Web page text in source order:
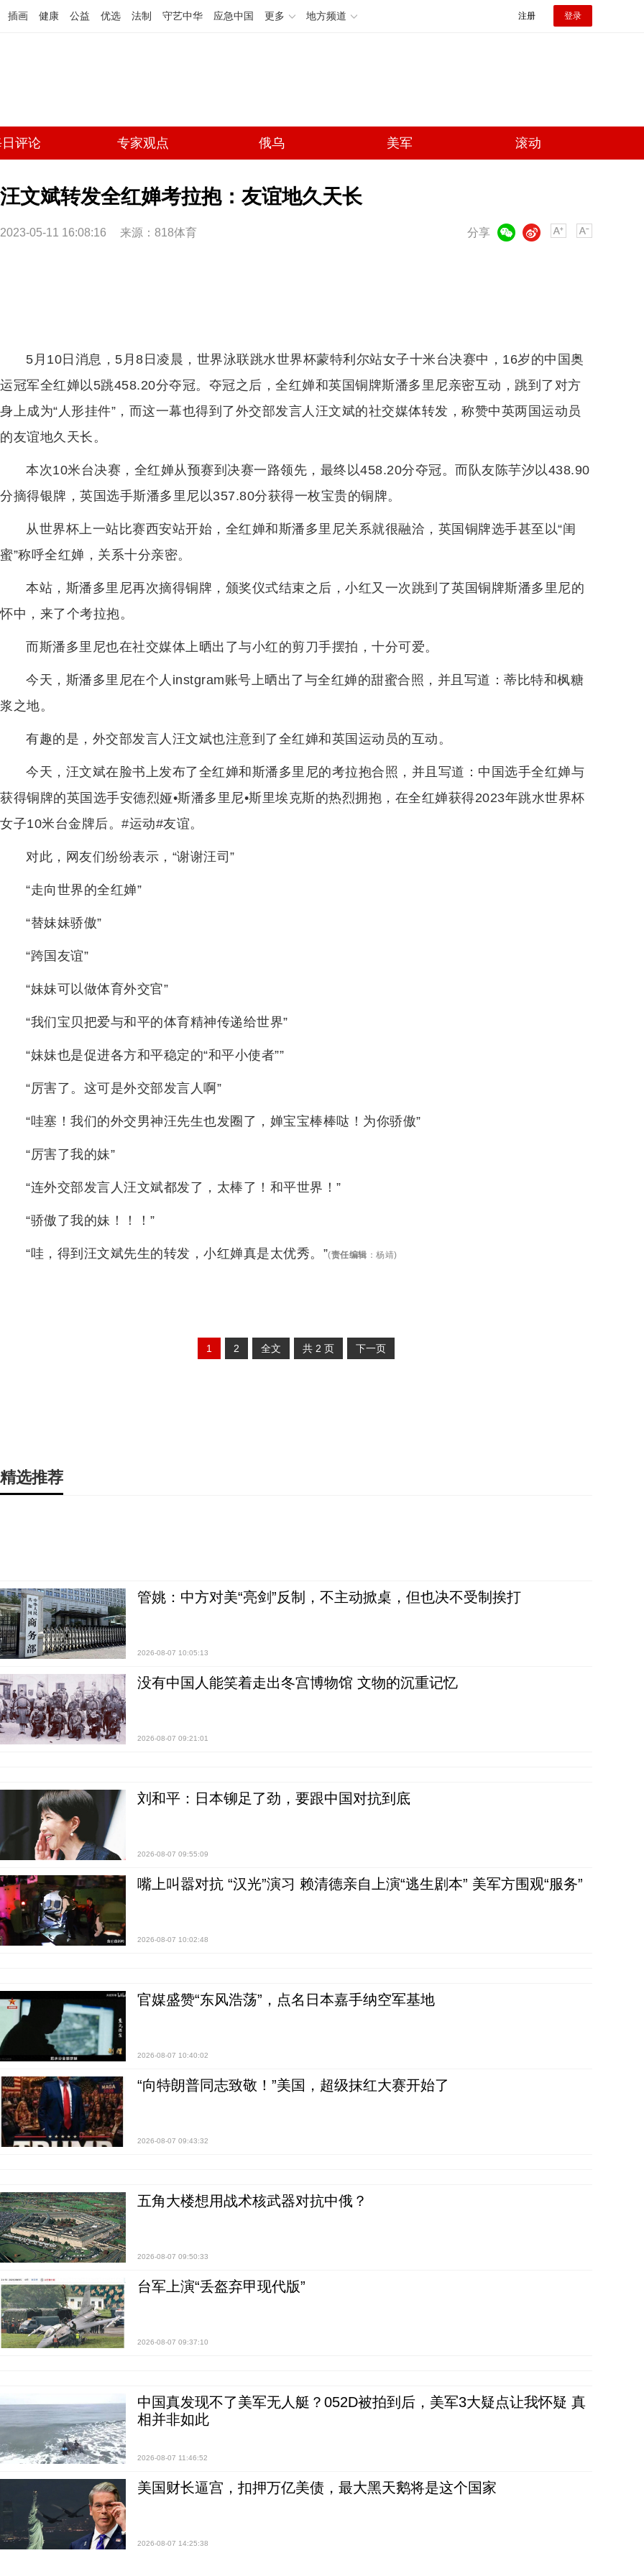
插画 健康 公益 优选 法制 守艺中华 应急中国 更多 地方频道 注册 登录
评论 专家观点 俄乌 美军 滚动
汪文斌转发全红婵考拉抱：友谊地久天长
2023-05-11 16:08:16 来源：818体育 分享
微博
5月10日消息，5月8日凌晨，世界泳联跳水世界杯蒙特利尔站女子十米台决赛中，16岁的中国奥
运冠军全红婵以5跳458.20分夺冠。夺冠之后，全红婵和英国铜牌斯潘多里尼亲密互动，跳到了对方
身上成为“人形挂件”，而这一幕也得到了外交部发言人汪文斌的社交媒体转发，称赞中英两国运动员
的友谊地久天长。
本次10米台决赛，全红婵从预赛到决赛一路领先，最终以458.20分夺冠。而队友陈芋汐以438.90
分摘得银牌，英国选手斯潘多里尼以357.80分获得一枚宝贵的铜牌。
从世界杯上一站比赛西安站开始，全红婵和斯潘多里尼关系就很融洽，英国铜牌选手甚至以“闺
蜜”称呼全红婵，关系十分亲密。
本站，斯潘多里尼再次摘得铜牌，颁奖仪式结束之后，小红又一次跳到了英国铜牌斯潘多里尼的
怀中，来了个考拉抱。
而斯潘多里尼也在社交媒体上晒出了与小红的剪刀手摆拍，十分可爱。
今天，斯潘多里尼在个人instgram账号上晒出了与全红婵的甜蜜合照，并且写道：蒂比特和枫糖
浆之地。
有趣的是，外交部发言人汪文斌也注意到了全红婵和英国运动员的互动。
今天，汪文斌在脸书上发布了全红婵和斯潘多里尼的考拉抱合照，并且写道：中国选手全红婵与
获得铜牌的英国选手安德烈娅•斯潘多里尼•斯里埃克斯的热烈拥抱，在全红婵获得2023年跳水世界杯
女子10米台金牌后。#运动#友谊。
对此，网友们纷纷表示，“谢谢汪司”
“走向世界的全红婵”
“替妹妹骄傲”
“跨国友谊”
“妹妹可以做体育外交官”
“我们宝贝把爱与和平的体育精神传递给世界”
“妹妹也是促进各方和平稳定的“和平小使者””
“厉害了。这可是外交部发言人啊”
“哇塞！我们的外交男神汪先生也发圈了，婵宝宝棒棒哒！为你骄傲”
“厉害了我的妹”
“连外交部发言人汪文斌都发了，太棒了！和平世界！”
“骄傲了我的妹！！！”
“哇，得到汪文斌先生的转发，小红婵真是太优秀。”(责任编辑 ： 杨靖)
1 2 全文 共 2 页 下一页
精选推荐
管姚：中方对美“亮剑”反制，不主动掀桌，但也决不受制挨打
2026-08-07 10:05:13
没有中国人能笑着走出冬宫博物馆 文物的沉重记忆
2026-08-07 09:21:01
刘和平：日本铆足了劲，要跟中国对抗到底
2026-08-07 09:55:09
嘴上叫嚣对抗 “汉光”演习 赖清德亲自上演“逃生剧本” 美军方围观“服务”
2026-08-07 10:02:48
官媒盛赞“东风浩荡”，点名日本嘉手纳空军基地
2026-08-07 10:40:02
“向特朗普同志致敬！”美国，超级抹红大赛开始了
2026-08-07 09:43:32
五角大楼想用战术核武器对抗中俄？
2026-08-07 09:50:33
台军上演“丢盔弃甲现代版”
2026-08-07 09:37:10
中国真发现不了美军无人艇？052D被拍到后，美军3大疑点让我怀疑 真
相并非如此
2026-08-07 11:46:52
美国财长逼宫，扣押万亿美债，最大黑天鹅将是这个国家
2026-08-07 14:25:38